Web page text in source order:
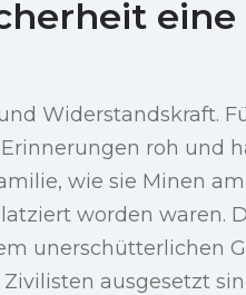
Widerstandskraft.
roh und
wie sie Minen
worden waren.
unerschütterlichen
ausgesetzt